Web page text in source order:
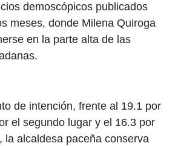
demoscópicos publicados
meses, donde Milena Quiroga
en la parte alta de las
de intención, frente al 19.1 por
el segundo lugar y el 16.3 por
la alcaldesa paceña conserva